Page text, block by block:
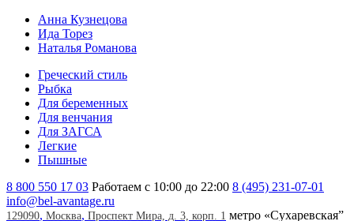
Анна Кузнецова
Ида Торез
Наталья Романова
Греческий стиль
Рыбка
Для беременных
Для венчания
Для ЗАГСА
Легкие
Пышные
8 800 550 17 03 Работаем с 10:00 до 22:00 8 (495) 231-07-01
info@bel-avantage.ru
129090, Москва, Проспект Мира, д. 3, корп. 1 метро «Сухаревская”